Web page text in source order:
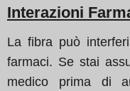
Interazioni
La fibra può
farmaci. Se stai
medico prima di